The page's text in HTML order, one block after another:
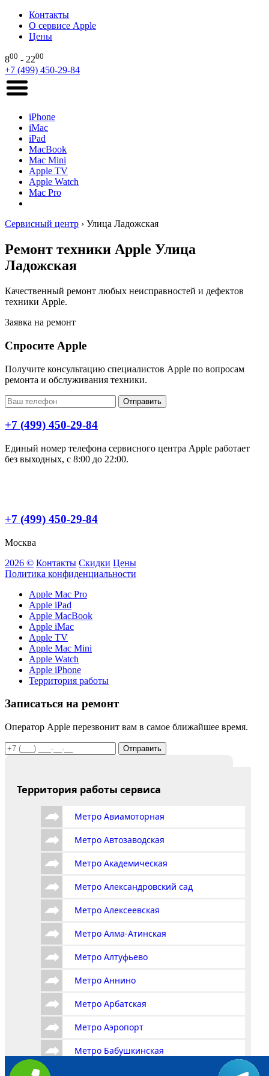
Контакты
О сервисе Apple
Цены
800 - 2200
+7 (499) 450-29-84
iPhone
iMac
iPad
MacBook
Mac Mini
Apple TV
Apple Watch
Mac Pro
Сервисный центр › Улица Ладожская
Ремонт техники Apple Улица
Ладожская
Качественный ремонт любых неисправностей и дефектов
техники Apple.
Заявка на ремонт
Спросите Apple
Получите консультацию специалистов Apple по вопросам
ремонта и обслуживания техники.
Отправить
+7 (499) 450-29-84
Единый номер телефона сервисного центра Apple работает
без выходных, с 8:00 до 22:00.
+7 (499) 450-29-84
Москва
2026 © Контакты Скидки Цены
Политика конфиденциальности
Apple Mac Pro
Apple iPad
Apple MacBook
Apple iMac
Apple TV
Apple Mac Mini
Apple Watch
Apple iPhone
Территория работы
Записаться на ремонт
Оператор Apple перезвонит вам в самое ближайшее время.
Отправить
Территория работы сервиса
Метро Авиамоторная
Метро Автозаводская
Метро Академическая
Метро Александровский сад
Метро Алексеевская
Метро Алма-Атинская
Метро Алтуфьево
Метро Аннино
Метро Арбатская
Метро Аэропорт
Метро Бабушкинская